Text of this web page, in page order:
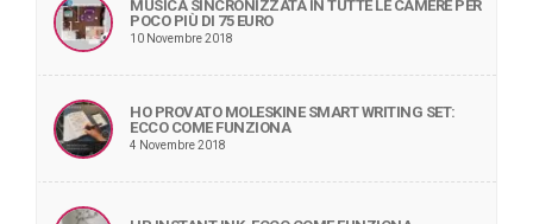
MUSICA SINCRONIZZATA IN TUTTE LE CAMERE PER
POCO PIÙ DI 75 EURO
10 Novembre 2018
HO PROVATO MOLESKINE SMART WRITING SET:
ECCO COME FUNZIONA
4 Novembre 2018